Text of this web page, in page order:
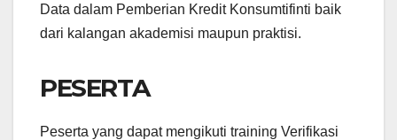
Data dalam Pemberian Kredit Konsumtifinti baik
dari kalangan akademisi maupun praktisi.
PESERTA
Peserta yang dapat mengikuti training Verifikasi